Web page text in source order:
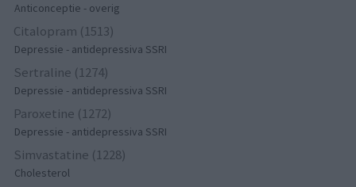
Anticonceptie - overig
Citalopram (1513)
Depressie - antidepressiva SSRI
Sertraline (1274)
Depressie - antidepressiva SSRI
Paroxetine (1272)
Depressie - antidepressiva SSRI
Simvastatine (1228)
Cholesterol